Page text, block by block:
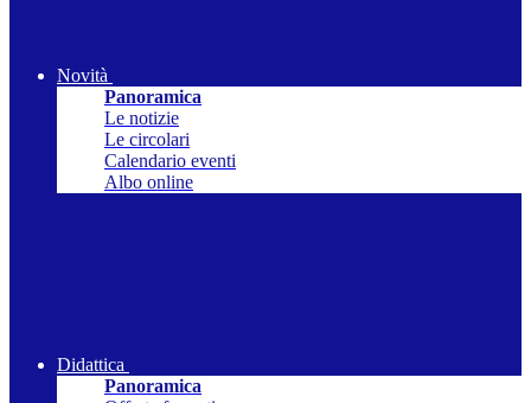
Novità
Panoramica
Le notizie
Le circolari
Calendario eventi
Albo online
Didattica
Panoramica